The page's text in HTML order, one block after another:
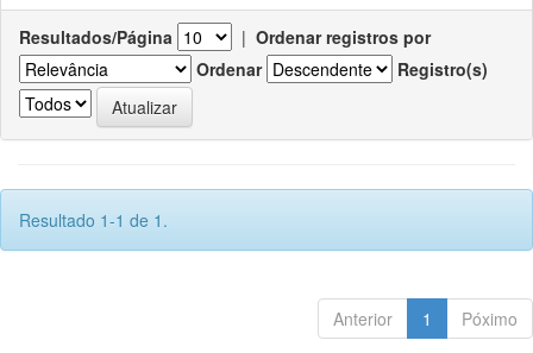
Resultados/Página | Ordenar registros por
Ordenar
Registro(s)
Resultado 1-1 de 1.
Anterior 1 Póximo